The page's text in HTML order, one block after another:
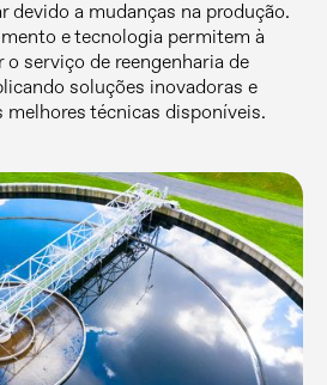
devido a mudanças na produção.
e tecnologia permitem à
o serviço de reengenharia de
soluções inovadoras e
técnicas disponíveis.